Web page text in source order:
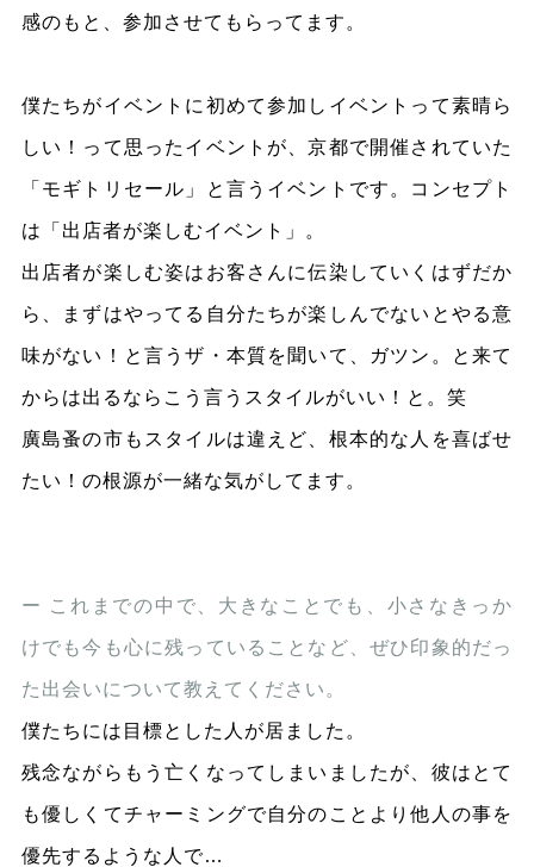
感のもと、参加させてもらってます。
僕たちがイベントに初めて参加しイベントって素晴ら
しい！って思ったイベントが、京都で開催されていた
「モギトリセール」と言うイベントです。コンセプト
は「出店者が楽しむイベント」。
出店者が楽しむ姿はお客さんに伝染していくはずだか
ら、まずはやってる自分たちが楽しんでないとやる意
味がない！と言うザ・本質を聞いて、ガツン。と来て
からは出るならこう言うスタイルがいい！と。笑
廣島蚤の市もスタイルは違えど、根本的な人を喜ばせ
たい！の根源が一緒な気がしてます。
ー これまでの中で、大きなことでも、小さなきっか
けでも今も心に残っていることなど、ぜひ印象的だっ
た出会いについて教えてください。
僕たちには目標とした人が居ました。
残念ながらもう亡くなってしまいましたが、彼はとて
も優しくてチャーミングで自分のことより他人の事を
優先するような人で…